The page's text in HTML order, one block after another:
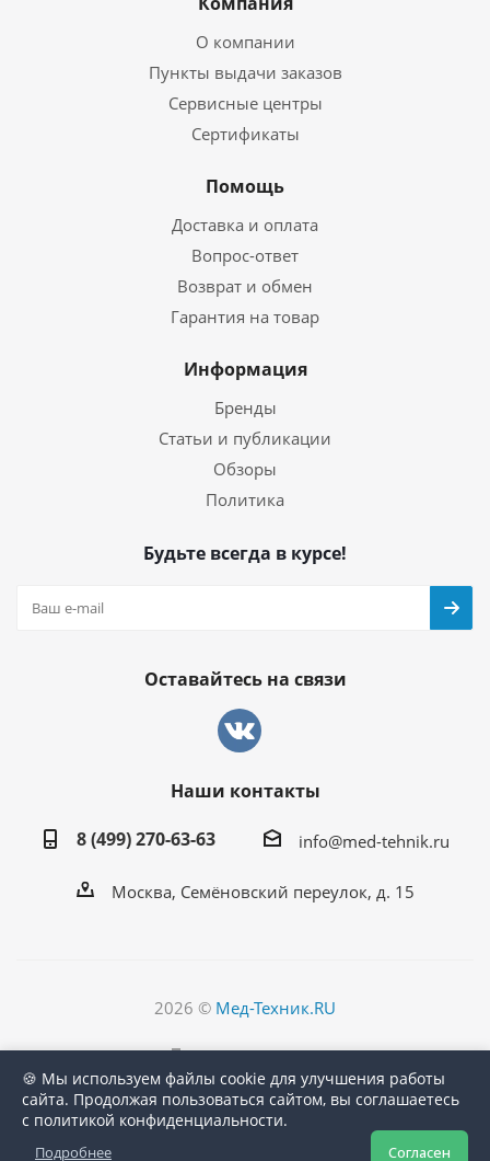
О компании
Пункты выдачи заказов
Сервисные центры
Сертификаты
Помощь
Доставка и оплата
Вопрос-ответ
Возврат и обмен
Гарантия на товар
Информация
Бренды
Статьи и публикации
Обзоры
Политика
Будьте всегда в курсе!
Оставайтесь на связи
Наши контакты
8 (499) 270-63-63
info@med-tehnik.ru
Москва, Семёновский переулок, д. 15
2026 © Мед-Техник.RU
🍪 Мы используем файлы cookie для улучшения работы
сайта. Продолжая пользоваться сайтом, вы соглашаетесь
с политикой конфиденциальности.
Подробнее Согласен